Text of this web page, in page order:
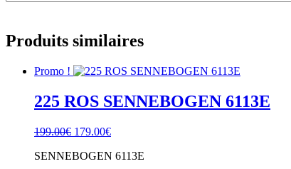
Produits similaires
Promo !
225 ROS SENNEBOGEN 6113E
199.00€ Le
initial
179.00€Le
actuel
SENNEBOGEN 6113E